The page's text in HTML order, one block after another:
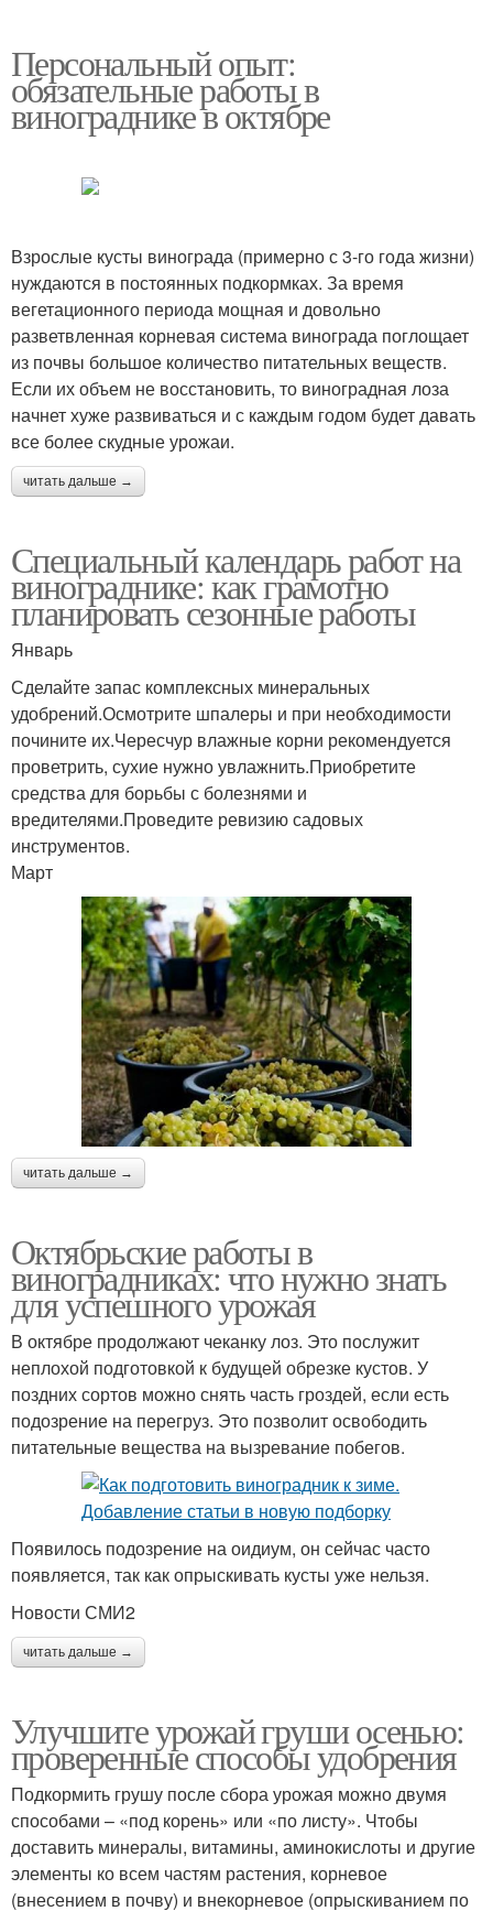
Персональный опыт:
обязательные работы в
винограднике в октябре
Взрослые кусты винограда (примерно с 3-го года жизни)
нуждаются в постоянных подкормках. За время
вегетационного периода мощная и довольно
разветвленная корневая система винограда поглощает
из почвы большое количество питательных веществ.
Если их объем не восстановить, то виноградная лоза
начнет хуже развиваться и с каждым годом будет давать
все более скудные урожаи.
читать дальше →
Специальный календарь работ на
винограднике: как грамотно
планировать сезонные работы
Январь
Сделайте запас комплексных минеральных
удобрений.Осмотрите шпалеры и при необходимости
почините их.Чересчур влажные корни рекомендуется
проветрить, сухие нужно увлажнить.Приобретите
средства для борьбы с болезнями и
вредителями.Проведите ревизию садовых
инструментов.
Март
читать дальше →
Октябрьские работы в
виноградниках: что нужно знать
для успешного урожая
В октябре продолжают чеканку лоз. Это послужит
неплохой подготовкой к будущей обрезке кустов. У
поздних сортов можно снять часть гроздей, если есть
подозрение на перегруз. Это позволит освободить
питательные вещества на вызревание побегов.
Появилось подозрение на оидиум, он сейчас часто
появляется, так как опрыскивать кусты уже нельзя.
Новости СМИ2
читать дальше →
Улучшите урожай груши осенью:
проверенные способы удобрения
Подкормить грушу после сбора урожая можно двумя
способами – «под корень» или «по листу». Чтобы
доставить минералы, витамины, аминокислоты и другие
элементы ко всем частям растения, корневое
(внесением в почву) и внекорневое (опрыскиванием по